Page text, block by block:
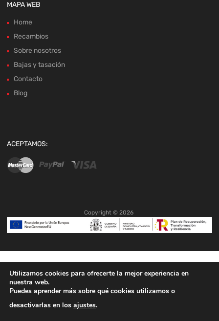
MAPA WEB
Home
Recambios
Sobre nosotros
Bajas y tasación
Contacto
Blog
ACEPTAMOS:
Copyright © 2026
Utilizamos cookies para ofrecerte la mejor experiencia en
nuestra web.
Puedes aprender más sobre qué cookies utilizamos o
desactivarlas en los ajustes.